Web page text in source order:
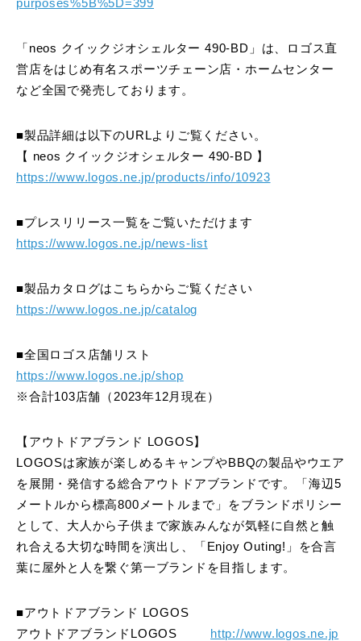
purposes%5B%5D=399
「neos クイックジオシェルター 490-BD」は、ロゴス直
営店をはじめ有名スポーツチェーン店・ホームセンター
など全国で発売しております。
■製品詳細は以下のURLよりご覧ください。
【 neos クイックジオシェルター 490-BD 】
https://www.logos.ne.jp/products/info/10923
■プレスリリース一覧をご覧いただけます
https://www.logos.ne.jp/news-list
■製品カタログはこちらからご覧ください
https://www.logos.ne.jp/catalog
■全国ロゴス店舗リスト
https://www.logos.ne.jp/shop
※合計103店舗（2023年12月現在）
【アウトドアブランド LOGOS】
LOGOSは家族が楽しめるキャンプやBBQの製品やウエア
を展開・発信する総合アウトドアブランドです。「海辺5
メートルから標高800メートルまで」をブランドポリシー
として、大人から子供まで家族みんなが気軽に自然と触
れ合える大切な時間を演出し、「Enjoy Outing!」を合言
葉に屋外と人を繋ぐ第一ブランドを目指します。
■アウトドアブランド LOGOS
アウトドアブランドLOGOS
http://www.logos.ne.jp